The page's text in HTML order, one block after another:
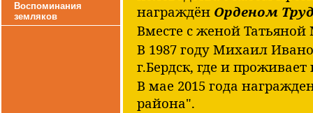
Воспоминания
земляков
награждён Орденом
Вместе с женой
В 1987 году Михаил
г.Бердск, где и
В мае 2015 года
района".